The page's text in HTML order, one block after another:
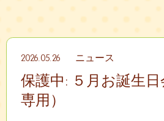
2026.05.26 ニュース
保護中: ５月お誕生日
専用）